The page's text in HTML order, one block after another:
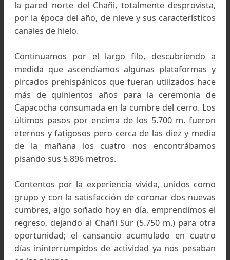
Cumbre cerro Capacocha a 5.208 mts. Foto: César